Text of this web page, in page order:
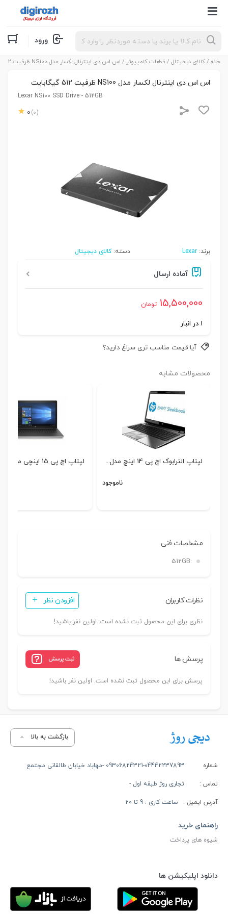
Products
search ورود
خانه /کالای دیجیتال / قطعات کامپیوتر / اس اس دی اینترنال لکسار مدل NS100 ظرفیت 512 گیگابایت
اس اس دی اینترنال لکسار مدل NS100 ظرفیت 512 گیگابایت
Lexar NS100 SSD Drive - 512GB
0 (0)
برند: Lexar دسته:کالای دیجیتال
آماده ارسال
15,500,000 تومان
1 در انبار
آیا قیمت مناسب تری سراغ دارید؟
محصولات مشابه
لپتاپ الترابوک اچ پی 14 اینچ مدل...
ناموجود
لپتاپ اچ پی 15 اینچی مدل HP...
مشخصات فنی
:
512GB
نظرات کاربران افزودن نظر
نظری برای این محصول ثبت نشده است. اولین نفر باشید!
پرسش ها ثبت پرسش
پرسش برای این محصول ثبت نشده است. اولین نفر باشید!
بازگشت به بالا
شماره
تماس :
09306824321-04442237893 -مهاباد خیابان طالقانی مجتمع
تجاری روژ طبقه اول -
آدرس ایمیل : ساعت کاری : 9 تا 20
راهنمای خرید
شیوه های پرداخت
دانلود اپلیکیشن ها